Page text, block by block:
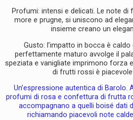
Profumi: intensi e delicati. Le note
more e prugne, si uniscono ad
insieme creano un
Gusto: l’impatto in bocca è
perfettamente maturo avvolge il
speziata e vanigliate imprimono forza
di frutti rossi è
Un’espressione autentica di Barolo.
profumi di rosa e confettura di frutta
accompagnano a quelli boisé dati
richiamando piacevoli note